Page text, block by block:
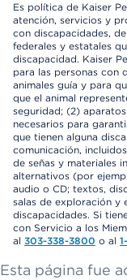
Es política de Kaiser
atención, servicios y
con discapacidades,
federales y estatales
discapacidad. Kaiser
para las personas con
animales guía y para
que el animal
seguridad; (2)
necesarios para
que tienen alguna
comunicación,
de señas y materiales
alternativos (por
audio o CD; textos,
salas de exploración y
discapacidades. Si
con Servicio a los
al 303-338-3800 o al
Esta página fue